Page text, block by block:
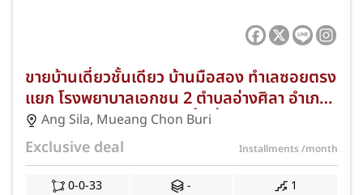
ขายบ้านเดี่ยวชั้นเดียว บ้านมือสอง ทำเลซอยตรง
แยก โรงพยาบาลเอกชน 2 ตำบลอ่างศิลา อำเภอ
เมืองชลบุรี จังหวัดชลบุรี พื้นที่ 33 ตารางวา 2
ห้องนอน 1 ห้องน้ำ 1 ห้องครัว 1 ที่จอดรถ ฟรี
แอร์ และของแถมครบ เข้าอยู่ได้เลย JS-127
Ang Sila, Mueang Chon Buri
Exclusive deal Installments/month
0-0-33 -
1